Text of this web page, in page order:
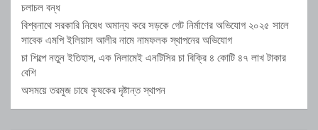
চলাচল বন্ধ
বিশ্বনাথে সরকারি নিষেধ অমান্য করে সড়কে গেট নির্মাণের অভিযোগ ২০২৫ সালে
সাবেক এমপি ইলিয়াস আলীর নামে নামফলক স্থাপনের অভিযোগ
চা শিল্পে নতুন ইতিহাস, এক নিলামেই এনটিসির চা বিক্রি ৪ কোটি ৪৭ লাখ টাকার
বেশি
অসময়ে তরমুজ চাষে কৃষকের দৃষ্টান্ত স্থাপন